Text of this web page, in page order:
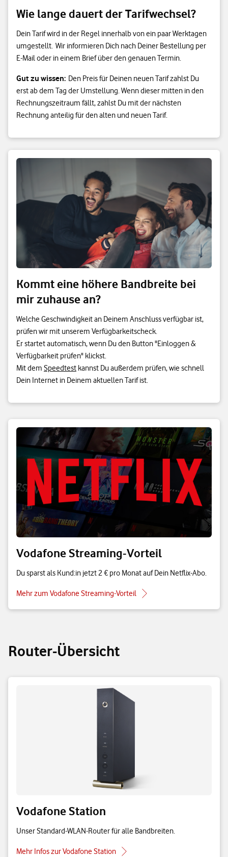
Wie lange dauert der Tarifwechsel?
Dein Tarif wird in der Regel innerhalb von ein paar Werktagen
umgestellt. Wir informieren Dich nach Deiner Bestellung per
E-Mail oder in einem Brief über den genauen Termin.
Gut zu wissen: Den Preis für Deinen neuen Tarif zahlst Du
erst ab dem Tag der Umstellung. Wenn dieser mitten in den
Rechnungszeitraum fällt, zahlst Du mit der nächsten
Rechnung anteilig für den alten und neuen Tarif.
Kommt eine höhere Bandbreite bei
mir zuhause an?
Welche Geschwindigkeit an Deinem Anschluss verfügbar ist,
prüfen wir mit unserem Verfügbarkeitscheck.
Er startet automatisch, wenn Du den Button "Einloggen &
Verfügbarkeit prüfen" klickst.
Mit dem Speedtest kannst Du außerdem prüfen, wie schnell
Dein Internet in Deinem aktuellen Tarif ist.
Vodafone Streaming-Vorteil
Du sparst als Kund:in jetzt 2 € pro Monat auf Dein Netflix-Abo.
Mehr zum Vodafone Streaming-Vorteil
Router-Übersicht
Vodafone Station
Unser Standard-WLAN-Router für alle Bandbreiten.
Mehr Infos zur Vodafone Station